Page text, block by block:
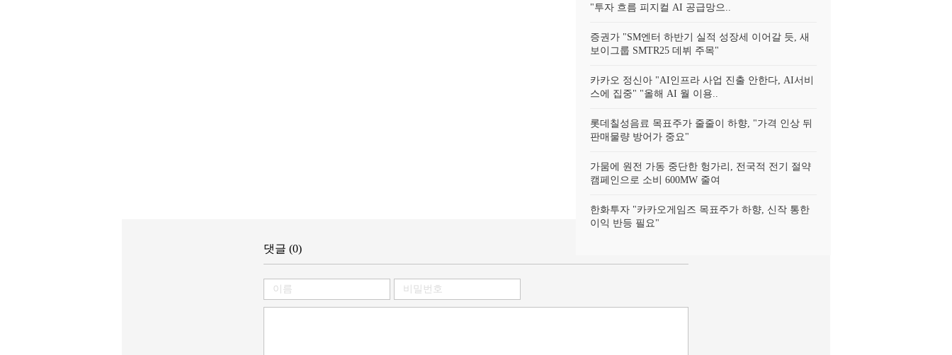
"투자 흐름 피지컬 AI 공급망으..
증권가 "SM엔터 하반기 실적 성장세 이어갈 듯, 새
보이그룹 SMTR25 데뷔 주목"
카카오 정신아 "AI인프라 사업 진출 안한다, AI서비
스에 집중" "올해 AI 월 이용..
롯데칠성음료 목표주가 줄줄이 하향, "가격 인상 뒤
판매물량 방어가 중요"
가뭄에 원전 가동 중단한 헝가리, 전국적 전기 절약
캠페인으로 소비 600MW 줄여
한화투자 "카카오게임즈 목표주가 하향, 신작 통한
이익 반등 필요"
댓글 (0)